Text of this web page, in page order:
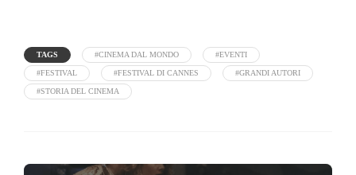
TAGS #CINEMA DAL MONDO #EVENTI
#FESTIVAL #FESTIVAL DI CANNES #GRANDI AUTORI
#STORIA DEL CINEMA